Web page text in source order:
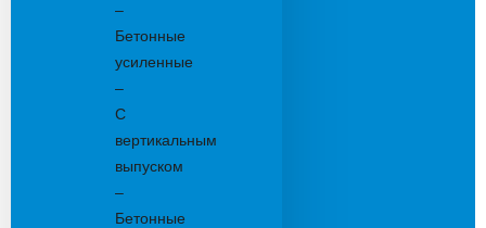
–
Бетонные
усиленные
–
С
вертикальным
выпуском
–
Бетонные